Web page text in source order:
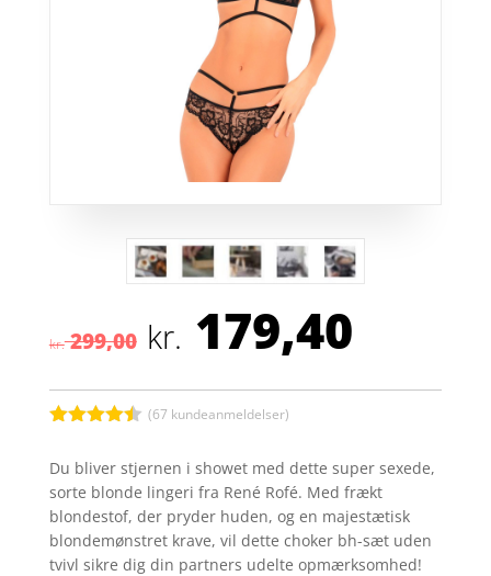
kr.299,00 Den
oprindelige
pris
var:
kr. 299,00.
kr. 179,40Den
pris
er:
ud af 5
baseret
på
kundebedø
mmelser
(67 kundeanmeldelser)
Du bliver stjernen i showet med dette super sexede,
sorte blonde lingeri fra René Rofé. Med frækt
blondestof, der pryder huden, og en majestætisk
blondemønstret krave, vil dette choker bh-sæt uden
tvivl sikre dig din partners udelte opmærksomhed!